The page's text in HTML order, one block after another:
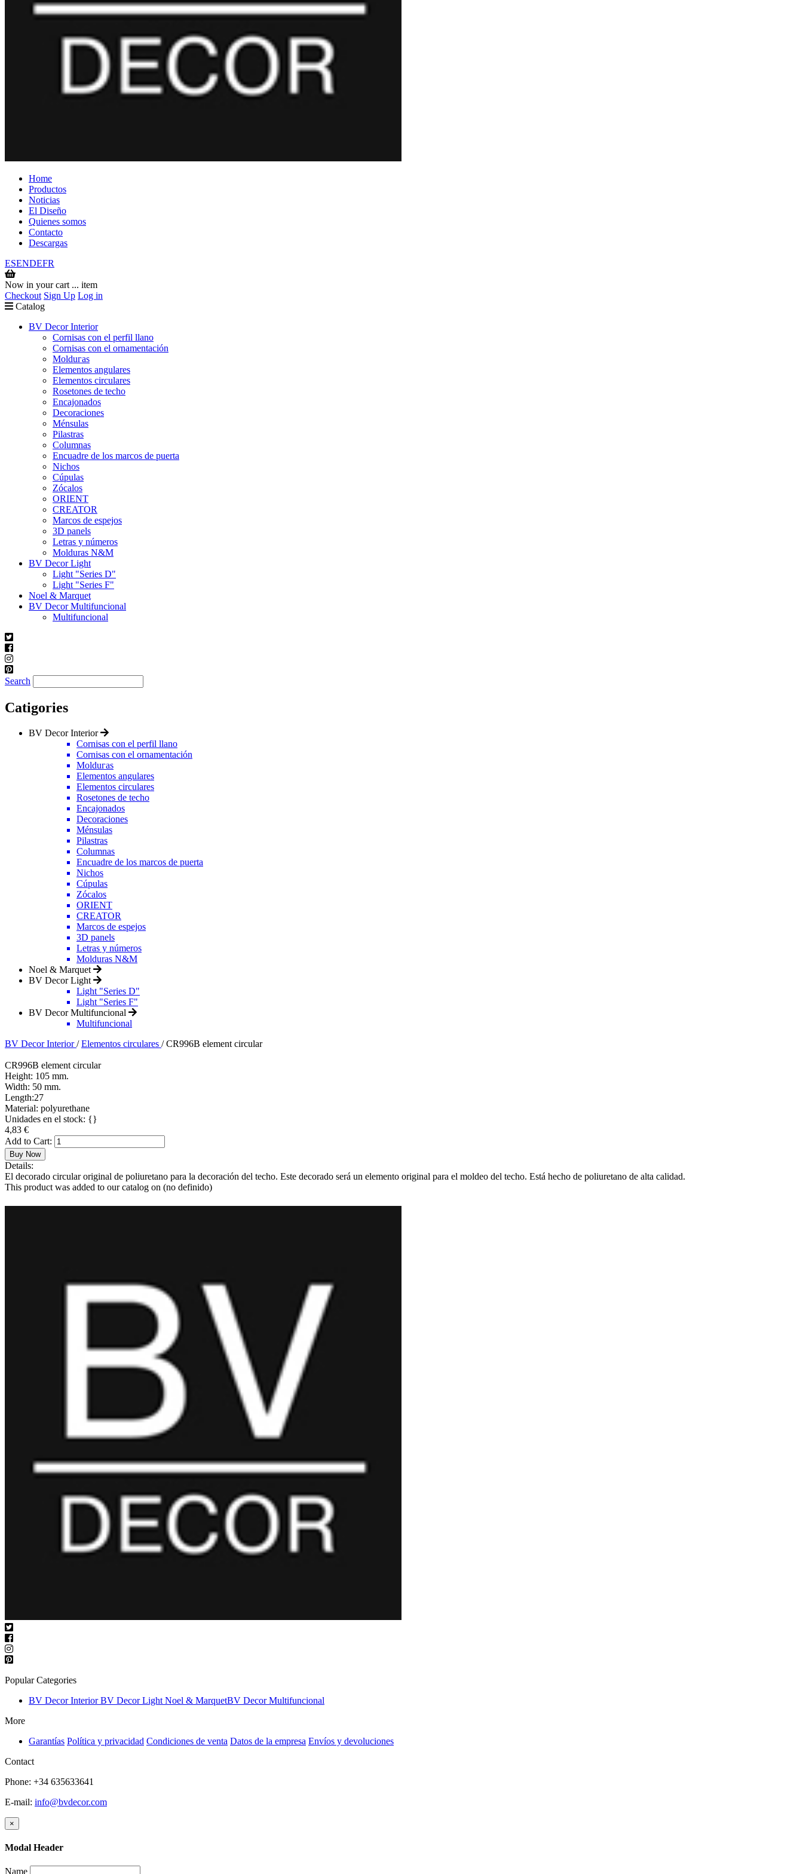
Home
Productos
Noticias
El Diseño
Quienes somos
Contacto
Descargas
ESENDEFR
Now in your cart ... item
Checkout Sign Up Log in
Catalog
BV Decor Interior
Cornisas con el perfil llano
Cornisas con el ornamentación
Molduгas
Elementos angulares
Elementos circulares
Rosetones de techo
Encajonados
Decoraciones
Ménsulas
Pilastras
Columnas
Encuadre de los marcos de puerta
Nichos
Cúpulas
Zócalos
ORIENT
CREATOR
Marcos de espejos
3D panels
Letras y números
Molduras N&M
BV Decor Light
Light "Series D"
Light "Series F"
Noel & Marquet
BV Decor Multifuncional
Multifuncional
Search
Catigories
BV Decor Interior
Cornisas con el perfil llano
Cornisas con el ornamentación
Molduгas
Elementos angulares
Elementos circulares
Rosetones de techo
Encajonados
Decoraciones
Ménsulas
Pilastras
Columnas
Encuadre de los marcos de puerta
Nichos
Cúpulas
Zócalos
ORIENT
CREATOR
Marcos de espejos
3D panels
Letras y números
Molduras N&M
Noel & Marquet
BV Decor Light
Light "Series D"
Light "Series F"
BV Decor Multifuncional
Multifuncional
BV Decor Interior/Elementos circulares /CR996B element circular
CR996B element circular
Height: 105 mm.
Width: 50 mm.
Length:27
Material: polyurethane
Unidades en el stock: {}
4,83 €
Add to Cart:
Buy Now
Details:
El decorado circular original de poliuretano para la decoración del techo. Este decorado será un elemento original para el moldeo del techo. Está hecho de poliuretano de alta calidad.
This product was added to our catalog on (no definido)
Popular Categories
BV Decor InteriorBV Decor Light Noel & MarquetBV Decor Multifuncional
More
Garantías Política y privacidad Condiciones de venta Datos de la empresa Envíos y devoluciones
Contact
Phone: +34 635633641
E-mail: info@bvdecor.com
×
Modal Header
Name